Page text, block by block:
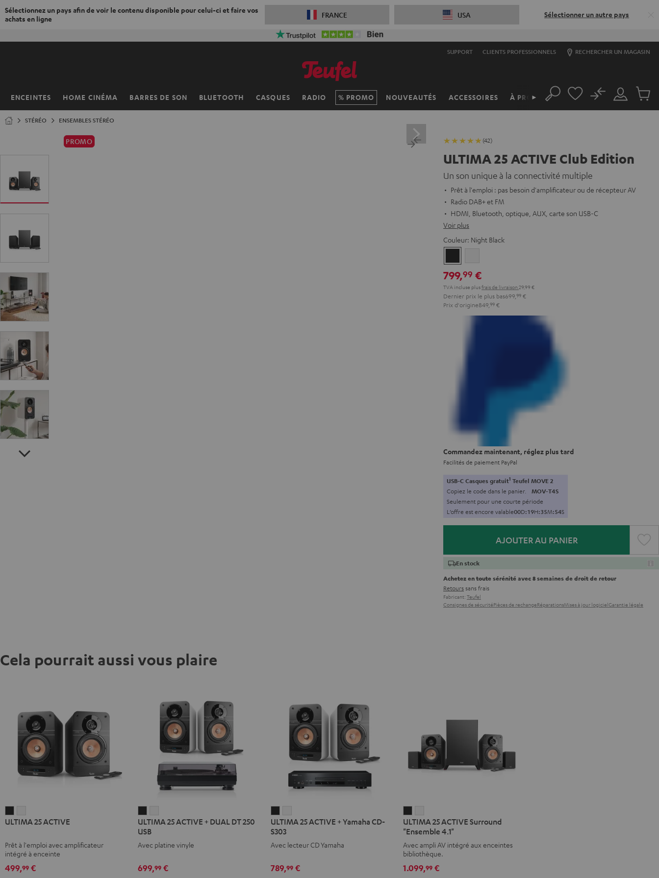
Sélectionnez un pays afin de voir le contenu disponible pour celui-ci et faire vos
achats en ligne
FRANCE USA Sélectionner un autre pays
SUPPORT CLIENTS PROFESSIONNELS RECHERCHER UN MAGASIN
ENCEINTES HOME CINÉMA BARRES DE SON BLUETOOTH CASQUES RADIO PROMO NOUVEAUTÉS ACCESSOIRES À PROPOS
►
Page
Rechercher
Mon
compte
No
STÉRÉO ENSEMBLES STÉRÉO
PROMO (42)
ULTIMA 25 ACTIVE Club Edition
Un son unique à la connectivité multiple
Prêt à l'emploi : pas besoin d'amplificateur ou de récepteur AV
Radio DAB+ et FM
HDMI, Bluetooth, optique, AUX, carte son USB-C
Voir plus
Couleur: Night Black
Black
799,99 €
TVA incluse plusfrais de livraison 29,99 €
Dernier prix le plus bas699, 99 €
Prix d'origine849, 99 €
Commandez maintenant, réglez plus tard
Facilités de paiement PayPal
USB-C Casques gratuit1 Teufel MOVE 2
Copiez le code dans le panier. MOV-T4S
Seulement pour une courte période
L’offre est encore valable00D:19H:35M:53S
AJOUTER AU PANIER
En stock
Achetez en toute sérénité avec 8 semaines de droit de retour
Retourssans frais
Fabricant: Teufel
Consignes de sécuritéPièces de rechangeRéparationsMises à jour logicielGarantie légale
Cela pourrait aussi vous plaire
25
Night
Black
25
Pure
White
ULTIMA 25 ACTIVE
Prêt à l'emploi avec amplificateur
intégré à enceinte
499,99 €
25
ACTIVE
+
DT
25
+
DT
ULTIMA 25 ACTIVE + DUAL DT 250
USB
Avec platine vinyle
699,99€
25
ACTIVE
+
CD-
25
+
CD-
ULTIMA 25 ACTIVE + Yamaha CD-
S303
Avec lecteur CD Yamaha
789,99€
25
ACTIVE
Surround
"Ensemble
4.1"
25
ACTIVE
Surround
"Ensemble
4.1"
ULTIMA 25 ACTIVE Surround
"Ensemble 4.1"
Avec ampli AV intégré aux enceintes
bibliothèque.
1.099,99 €